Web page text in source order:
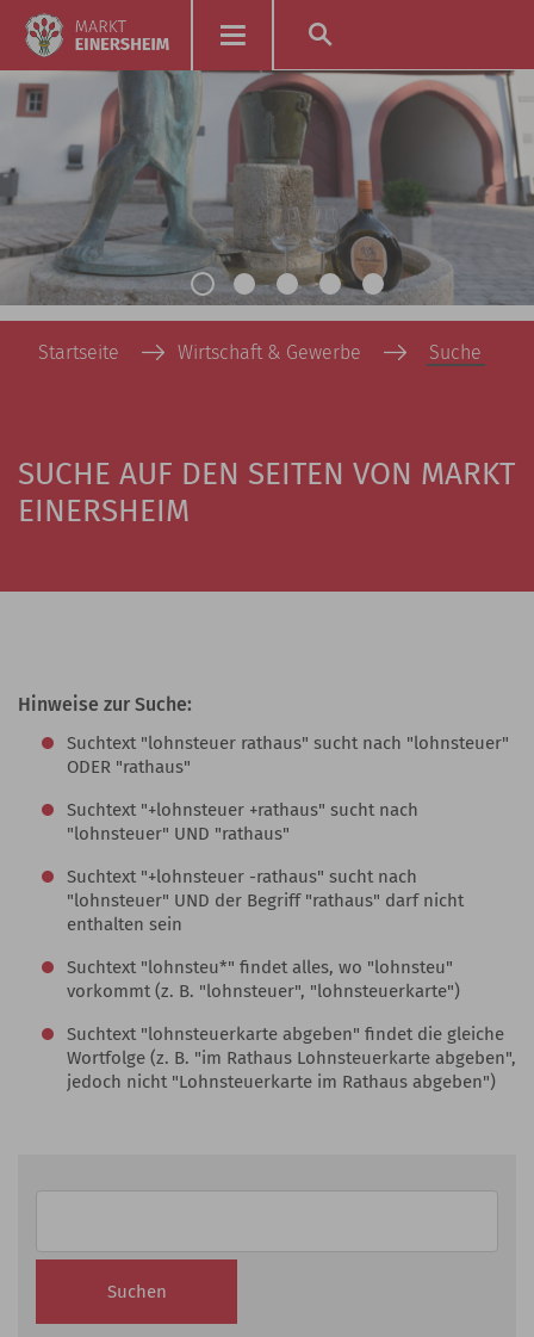
Startseite Wirtschaft & Gewerbe Suche
SUCHE AUF DEN SEITEN VON MARKT
EINERSHEIM
Hinweise zur Suche:
Suchtext "lohnsteuer rathaus" sucht nach "lohnsteuer"
ODER "rathaus"
Suchtext "+lohnsteuer +rathaus" sucht nach
"lohnsteuer" UND "rathaus"
Suchtext "+lohnsteuer -rathaus" sucht nach
"lohnsteuer" UND der Begriff "rathaus" darf nicht
enthalten sein
Suchtext "lohnsteu*" findet alles, wo "lohnsteu"
vorkommt (z. B. "lohnsteuer", "lohnsteuerkarte")
Suchtext "lohnsteuerkarte abgeben" findet die gleiche
Wortfolge (z. B. "im Rathaus Lohnsteuerkarte abgeben",
jedoch nicht "Lohnsteuerkarte im Rathaus abgeben")